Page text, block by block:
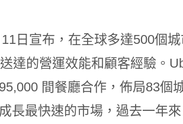
日宣布，在全球多達500個
達的營運效能和顧客經驗。
間餐廳合作，佈局83個
長最快速的市場，過去一年